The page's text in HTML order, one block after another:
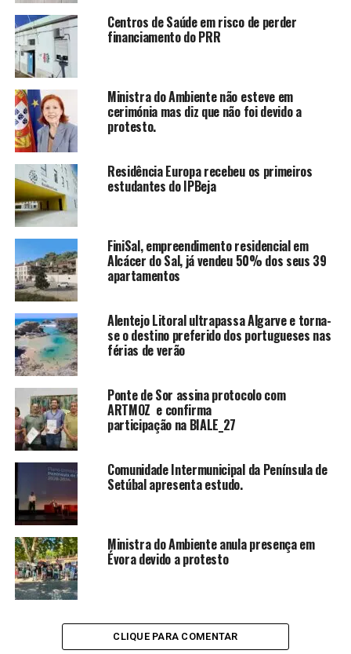
Centros de Saúde em risco de perder
financiamento do PRR
Ministra do Ambiente não esteve em
cerimónia mas diz que não foi devido a
protesto.
Residência Europa recebeu os primeiros
estudantes do IPBeja
FiniSal, empreendimento residencial em
Alcácer do Sal, já vendeu 50% dos seus 39
apartamentos
Alentejo Litoral ultrapassa Algarve e torna-
se o destino preferido dos portugueses nas
férias de verão
Ponte de Sor assina protocolo com
ARTMOZ e confirma
participação na BIALE_27
Comunidade Intermunicipal da Península de
Setúbal apresenta estudo.
Ministra do Ambiente anula presença em
Évora devido a protesto
CLIQUE PARA COMENTAR